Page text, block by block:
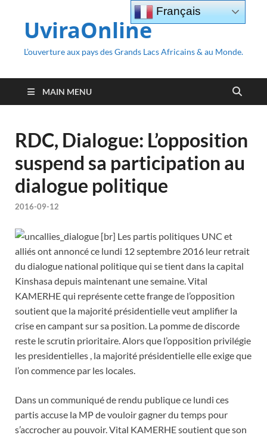
UviraOnline
L’ouverture aux pays des Grands Lacs Africains & au Monde.
MAIN MENU
RDC, Dialogue: L’opposition
suspend sa participation au
dialogue politique
2016-09-12
[br] Les partis politiques UNC et
alliés ont annoncé ce lundi 12 septembre 2016 leur retrait
du dialogue national politique qui se tient dans la capital
Kinshasa depuis maintenant une semaine. Vital
KAMERHE qui représente cette frange de l’opposition
soutient que la majorité présidentielle veut amplifier la
crise en campant sur sa position. La pomme de discorde
reste le scrutin prioritaire. Alors que l’opposition privilégie
les presidentielles , la majorité présidentielle elle exige que
l’on commence par les locales.
Dans un communiqué de rendu publique ce lundi ces
partis accuse la MP de vouloir gagner du temps pour
s’accrocher au pouvoir. Vital KAMERHE soutient que son
Français